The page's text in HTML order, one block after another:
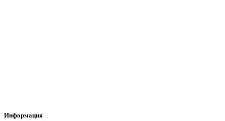
Информация